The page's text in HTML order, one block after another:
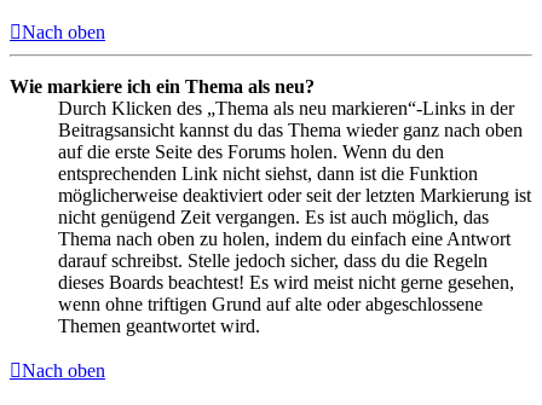
Nach oben
Wie markiere ich ein Thema als neu?
Durch Klicken des „Thema als neu markieren“-Links in der
Beitragsansicht kannst du das Thema wieder ganz nach oben
auf die erste Seite des Forums holen. Wenn du den
entsprechenden Link nicht siehst, dann ist die Funktion
möglicherweise deaktiviert oder seit der letzten Markierung ist
nicht genügend Zeit vergangen. Es ist auch möglich, das
Thema nach oben zu holen, indem du einfach eine Antwort
darauf schreibst. Stelle jedoch sicher, dass du die Regeln
dieses Boards beachtest! Es wird meist nicht gerne gesehen,
wenn ohne triftigen Grund auf alte oder abgeschlossene
Themen geantwortet wird.
Nach oben